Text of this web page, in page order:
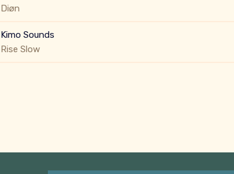
Diøn
Kimo Sounds
Rise Slow